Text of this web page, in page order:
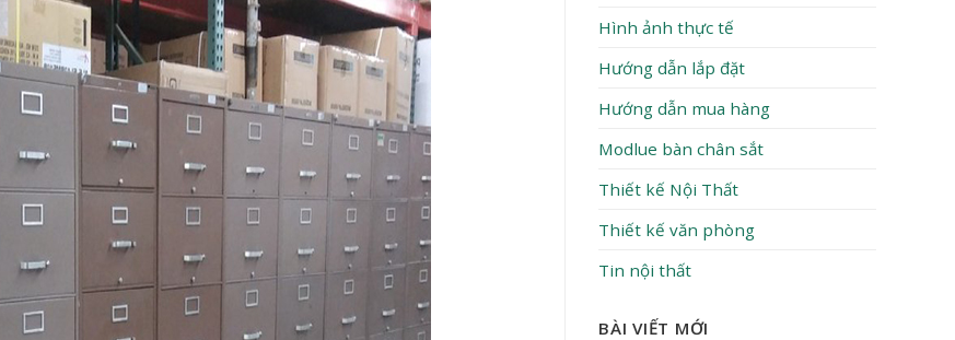
Hình ảnh thực tế
Hướng dẫn lắp đặt
Hướng dẫn mua hàng
Modlue bàn chân sắt
Thiết kế Nội Thất
Thiết kế văn phòng
Tin nội thất
BÀI VIẾT MỚI